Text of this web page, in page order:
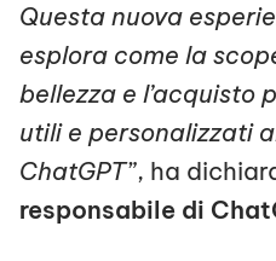
Questa nuova
esplora come la
bellezza e l’acquisto
utili e personalizzati
ChatGPT”, ha
responsabile di